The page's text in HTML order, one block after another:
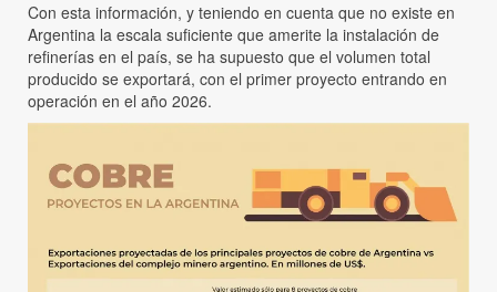
Con esta información, y teniendo en cuenta que no existe en
Argentina la escala suficiente que amerite la instalación de
refinerías en el país, se ha supuesto que el volumen total
producido se exportará, con el primer proyecto entrando en
operación en el año 2026.